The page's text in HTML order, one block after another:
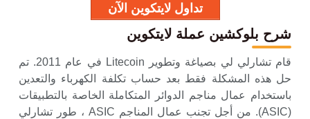
تداول لايتكوين الآن
شرح بلوكشين عملة لايتكوين
قام تشارلي لي بصياغة وتطوير Litecoin في عام 2011. تم
حل هذه المشكلة فقط بعد حساب تكلفة الكهرباء والتعدين
باستخدام عمال مناجم الدوائر المتكاملة الخاصة بالتطبيقات
(ASIC). من أجل تجنب عمال المناجم ASIC ، طور تشارلي